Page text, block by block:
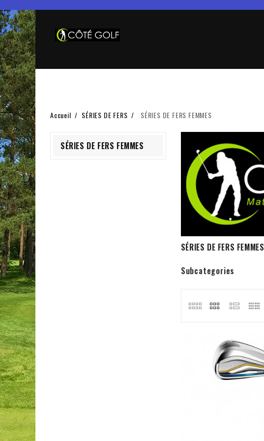
Accueil SÉRIES DE FERS SÉRIES DE FERS FEMMES
SÉRIES DE FERS FEMMES
SÉRIES DE FERS FEMMES
Subcategories